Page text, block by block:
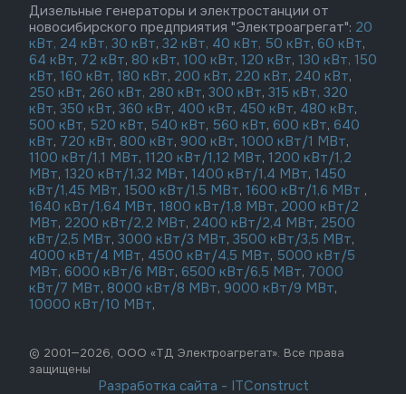
Дизельные генераторы и электростанции от
новосибирского предприятия "Электроагрегат": 20
кВт, 24 кВт, 30 кВт, 32 кВт, 40 кВт, 50 кВт, 60 кВт,
64 кВт, 72 кВт, 80 кВт, 100 кВт, 120 кВт, 130 кВт, 150
кВт, 160 кВт, 180 кВт, 200 кВт, 220 кВт, 240 кВт,
250 кВт, 260 кВт, 280 кВт, 300 кВт, 315 кВт, 320
кВт, 350 кВт, 360 кВт, 400 кВт, 450 кВт, 480 кВт,
500 кВт, 520 кВт, 540 кВт, 560 кВт, 600 кВт, 640
кВт, 720 кВт, 800 кВт, 900 кВт, 1000 кВт/1 МВт,
1100 кВт/1,1 МВт, 1120 кВт/1,12 МВт, 1200 кВт/1,2
МВт, 1320 кВт/1,32 МВт, 1400 кВт/1,4 МВт, 1450
кВт/1,45 МВт, 1500 кВт/1,5 МВт, 1600 кВт/1,6 МВт ,
1640 кВт/1,64 МВт, 1800 кВт/1,8 МВт, 2000 кВт/2
МВт, 2200 кВт/2,2 МВт, 2400 кВт/2,4 МВт, 2500
кВт/2,5 МВт, 3000 кВт/3 МВт, 3500 кВт/3,5 МВт,
4000 кВт/4 МВт, 4500 кВт/4,5 МВт, 5000 кВт/5
МВт, 6000 кВт/6 МВт, 6500 кВт/6,5 МВт, 7000
кВт/7 МВт, 8000 кВт/8 МВт, 9000 кВт/9 МВт,
10000 кВт/10 МВт,
© 2001—2026, ООО «ТД Электроагрегат». Все права
защищены
Разработка сайта - ITConstruct